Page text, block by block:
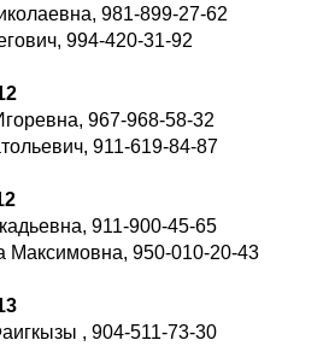
981-899-27-62
994-420-31-92
967-968-58-32
911-619-84-87
911-900-45-65
Максимовна, 950-010-20-43
, 904-511-73-30